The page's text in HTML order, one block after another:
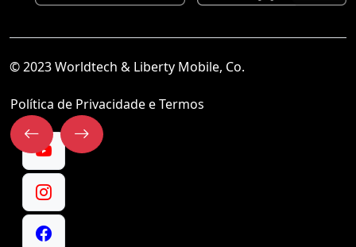
© 2023 Worldtech & Liberty Mobile, Co.
Política de Privacidade e Termos